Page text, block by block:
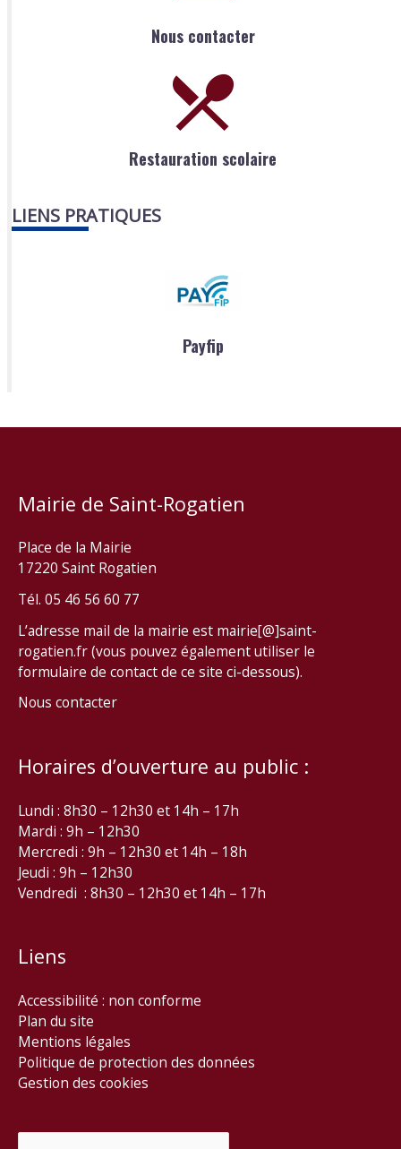
Nous contacter
Restauration scolaire
LIENS PRATIQUES
Payfip
Mairie de Saint-Rogatien
Place de la Mairie
17220 Saint Rogatien
Tél. 05 46 56 60 77
L’adresse mail de la mairie est mairie[@]saint-
rogatien.fr (vous pouvez également utiliser le
formulaire de contact de ce site ci-dessous).
Nous contacter
Horaires d’ouverture au public :
Lundi : 8h30 – 12h30 et 14h – 17h
Mardi : 9h – 12h30
Mercredi : 9h – 12h30 et 14h – 18h
Jeudi : 9h – 12h30
Vendredi : 8h30 – 12h30 et 14h – 17h
Liens
Accessibilité : non conforme
Plan du site
Mentions légales
Politique de protection des données
Gestion des cookies